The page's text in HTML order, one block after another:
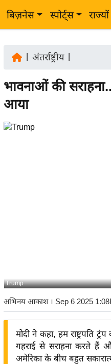
बिज़नेस स्पोर्ट्स
अंतर्राष्ट्रीय|
भावनाओं की
आया
Trump
अभिनय आकाश। Sep 6 2025
मोदी ने कहा, हम राष्ट्रपति
गहराई से सराहना करते हैं
अमेरिका के बीच बहुत